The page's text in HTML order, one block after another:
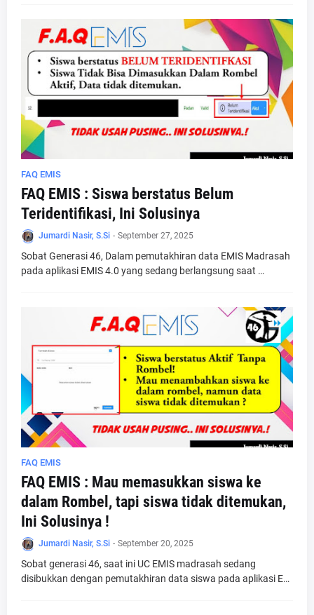
FAQ EMIS
FAQ EMIS : Siswa berstatus Belum
Teridentifikasi, Ini Solusinya
Jumardi Nasir, S.Si - September 27, 2025
Sobat Generasi 46, Dalam pemutakhiran data EMIS Madrasah
pada aplikasi EMIS 4.0 yang sedang berlangsung saat …
FAQ EMIS
FAQ EMIS : Mau memasukkan siswa ke
dalam Rombel, tapi siswa tidak ditemukan,
Ini Solusinya !
Jumardi Nasir, S.Si - September 20, 2025
Sobat generasi 46, saat ini UC EMIS madrasah sedang
disibukkan dengan pemutakhiran data siswa pada aplikasi E…